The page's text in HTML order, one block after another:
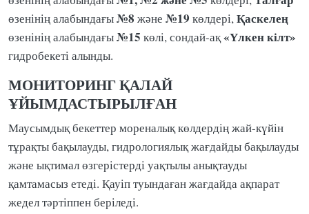
өзенінің алабындағы№8 және №19 көлдері,Қаскелең
өзенінің алабындағы№15 көлі, сондай-ақ«Үлкен кілт»
гидробекеті алынды.
МОНИТОРИНГ ҚАЛАЙ
ҰЙЫМДАСТЫРЫЛҒАН
Маусымдық бекеттер мореналық көлдердің жай-күйін
тұрақты бақылауды, гидрологиялық жағдайды бақылауды
және ықтимал өзгерістерді уақтылы анықтауды
қамтамасыз етеді. Қауіп туындаған жағдайда ақпарат
жедел тәртіппен беріледі.